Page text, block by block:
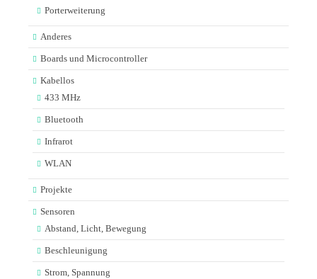
Porterweiterung
Anderes
Boards und Microcontroller
Kabellos
433 MHz
Bluetooth
Infrarot
WLAN
Projekte
Sensoren
Abstand, Licht, Bewegung
Beschleunigung
Strom, Spannung